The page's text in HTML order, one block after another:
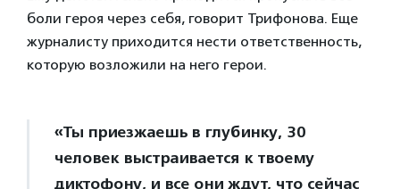
боли героя через себя, говорит Трифонова. Еще
журналисту приходится нести ответственность,
которую возложили на него герои.
«Ты приезжаешь в глубинку, 30
человек выстраивается к твоему
диктофону, и все они ждут, что сейчас